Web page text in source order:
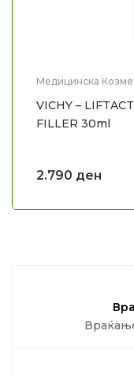
Медицинска
VICHY –
FILLER 30ml
2.790 ден